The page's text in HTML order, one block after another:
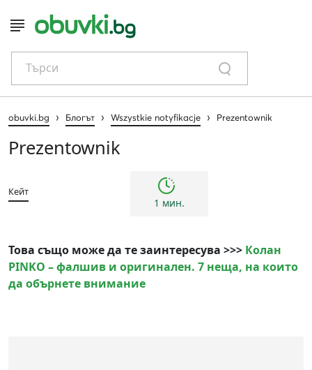
Търси
obuvki.bg › Блогът › Wszystkie notyfikacje › Prezentownik
Prezentownik
Кейт
1 мин.
Това също може да те заинтересува >>> Колан
PINKO – фалшив и оригинален. 7 неща, на които
да обърнете внимание